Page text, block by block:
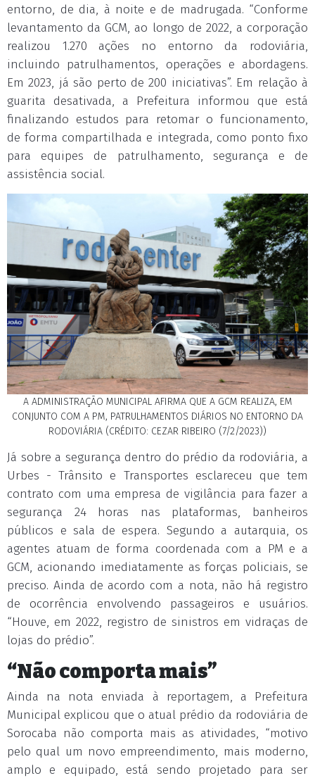
entorno, de dia, à noite e de madrugada. “Conforme
levantamento da GCM, ao longo de 2022, a corporação
realizou 1.270 ações no entorno da rodoviária,
incluindo patrulhamentos, operações e abordagens.
Em 2023, já são perto de 200 iniciativas”. Em relação à
guarita desativada, a Prefeitura informou que está
finalizando estudos para retomar o funcionamento,
de forma compartilhada e integrada, como ponto fixo
para equipes de patrulhamento, segurança e de
assistência social.
A ADMINISTRAÇÃO MUNICIPAL AFIRMA QUE A GCM REALIZA, EM
CONJUNTO COM A PM, PATRULHAMENTOS DIÁRIOS NO ENTORNO DA
RODOVIÁRIA (CRÉDITO: CEZAR RIBEIRO (7/2/2023))
Já sobre a segurança dentro do prédio da rodoviária, a
Urbes - Trânsito e Transportes esclareceu que tem
contrato com uma empresa de vigilância para fazer a
segurança 24 horas nas plataformas, banheiros
públicos e sala de espera. Segundo a autarquia, os
agentes atuam de forma coordenada com a PM e a
GCM, acionando imediatamente as forças policiais, se
preciso. Ainda de acordo com a nota, não há registro
de ocorrência envolvendo passageiros e usuários.
“Houve, em 2022, registro de sinistros em vidraças de
lojas do prédio”.
“Não comporta mais”
Ainda na nota enviada à reportagem, a Prefeitura
Municipal explicou que o atual prédio da rodoviária de
Sorocaba não comporta mais as atividades, “motivo
pelo qual um novo empreendimento, mais moderno,
amplo e equipado, está sendo projetado para ser